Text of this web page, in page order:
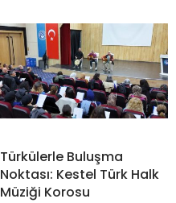
Türkülerle Buluşma
Noktası: Kestel Türk Halk
Müziği Korosu